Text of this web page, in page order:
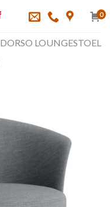
0
DORSO LOUNGESTOEL